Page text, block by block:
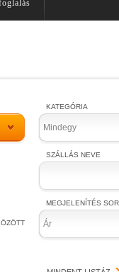
KATEGÓRIA
Mindegy
SZÁLLÁS NEVE
MEGJELENÍTÉS
Ár